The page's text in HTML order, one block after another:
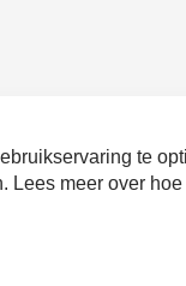
te
Lees meer over